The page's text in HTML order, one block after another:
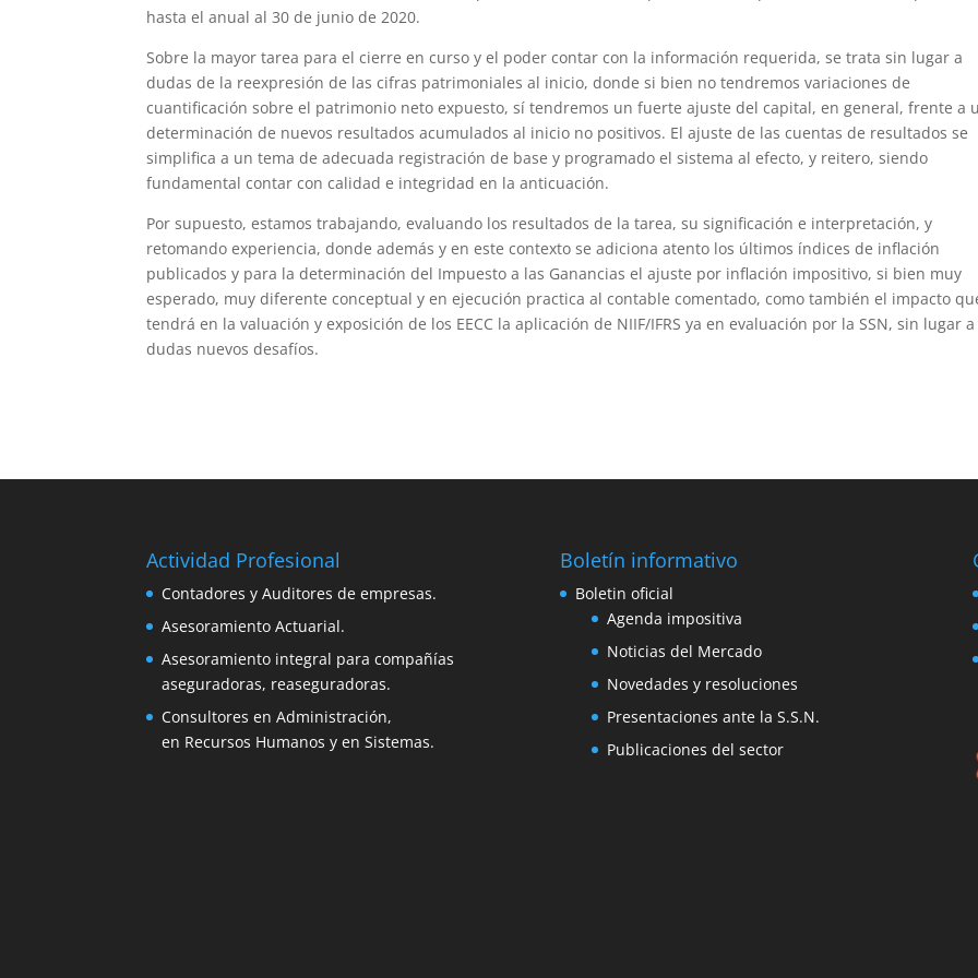
hasta el anual al 30 de junio de 2020.
Sobre la mayor tarea para el cierre en curso y el poder contar con la información requerida, se trata sin lugar a
dudas de la reexpresión de las cifras patrimoniales al inicio, donde si bien no tendremos variaciones de
cuantificación sobre el patrimonio neto expuesto, sí tendremos un fuerte ajuste del capital, en general, frente a
determinación de nuevos resultados acumulados al inicio no positivos. El ajuste de las cuentas de resultados se
simplifica a un tema de adecuada registración de base y programado el sistema al efecto, y reitero, siendo
fundamental contar con calidad e integridad en la anticuación.
Por supuesto, estamos trabajando, evaluando los resultados de la tarea, su significación e interpretación, y
retomando experiencia, donde además y en este contexto se adiciona atento los últimos índices de inflación
publicados y para la determinación del Impuesto a las Ganancias el ajuste por inflación impositivo, si bien muy
esperado, muy diferente conceptual y en ejecución practica al contable comentado, como también el impacto
tendrá en la valuación y exposición de los EECC la aplicación de NIIF/IFRS ya en evaluación por la SSN, sin lugar a
dudas nuevos desafíos.
Actividad Profesional
Contadores y Auditores de empresas.
Asesoramiento Actuarial.
Asesoramiento integral para compañías
aseguradoras, reaseguradoras.
Consultores en Administración,
en Recursos Humanos y en Sistemas.
Boletín informativo
Boletin oficial
Agenda impositiva
Noticias del Mercado
Novedades y resoluciones
Presentaciones ante la S.S.N.
Publicaciones del sector